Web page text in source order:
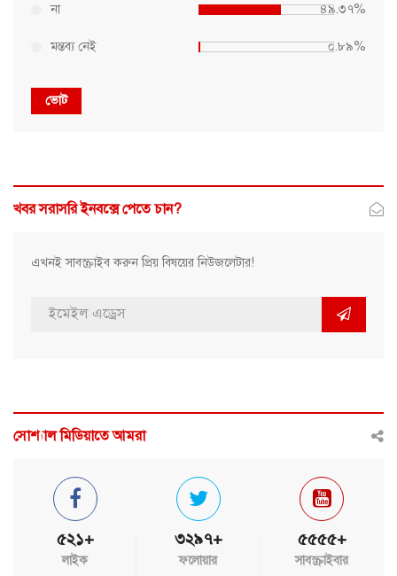
না ৪৯.৩৭%
মন্তব্য নেই ০.৮৯%
ভোট
খবর সরাসরি ইনবক্সে পেতে চান?
এখনই সাবস্ক্রাইব করুন প্রিয় বিষয়ের নিউজলেটার!
সোশ্যাল মিডিয়াতে আমরা
৫২১+
লাইক
৩২৯৭+
ফলোয়ার
৫৫৫৫+
সাবস্ক্রাইবার